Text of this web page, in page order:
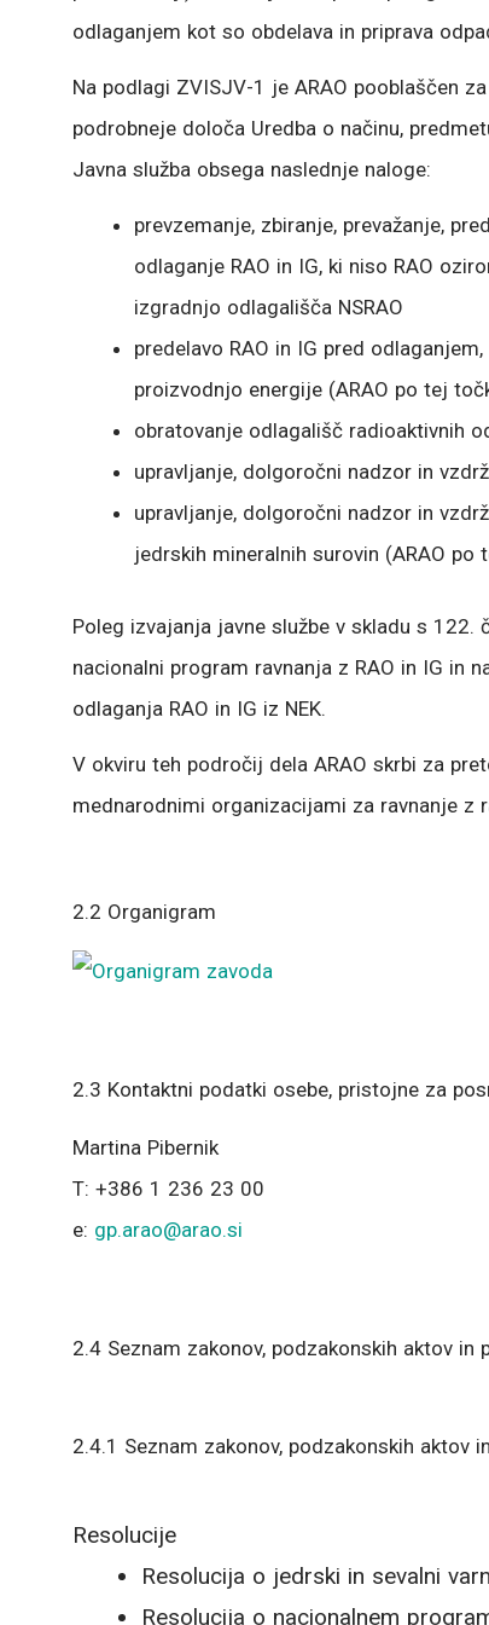
odlaganjem kot so obdelava in priprava
Na podlagi ZVISJV-1 je ARAO pooblaščen
podrobneje določa Uredba o načinu,
Javna služba obsega naslednje naloge:
prevzemanje, zbiranje, prevažanje,
odlaganje RAO in IG, ki niso RAO
izgradnjo odlagališča NSRAO
predelavo RAO in IG pred
proizvodnjo energije (ARAO po tej
obratovanje odlagališč radioaktivnih
upravljanje, dolgoročni nadzor in
upravljanje, dolgoročni nadzor in
jedrskih mineralnih surovin (ARAO
Poleg izvajanja javne službe v skladu s
nacionalni program ravnanja z RAO in IG in
odlaganja RAO in IG iz NEK.
V okviru teh področij dela ARAO skrbi za
mednarodnimi organizacijami za ravnanje
2.2 Organigram
2.3 Kontaktni podatki osebe, pristojne za
Martina Pibernik
T: +386 1 236 23 00
e: gp.arao@arao.si
2.4 Seznam zakonov, podzakonskih aktov in
2.4.1 Seznam zakonov, podzakonskih aktov
Resolucije
Resolucija o jedrski in sevalni
Resolucija o nacionalnem